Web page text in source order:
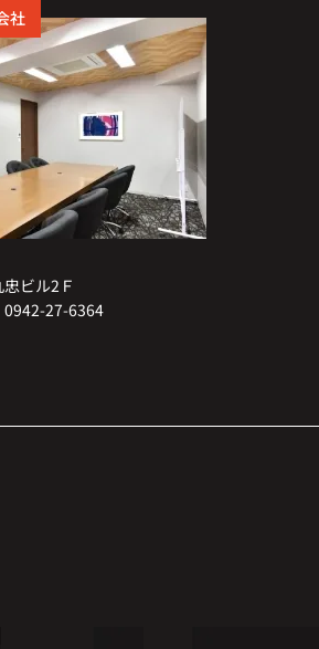
社
ビル2Ｆ
0942-27-6364